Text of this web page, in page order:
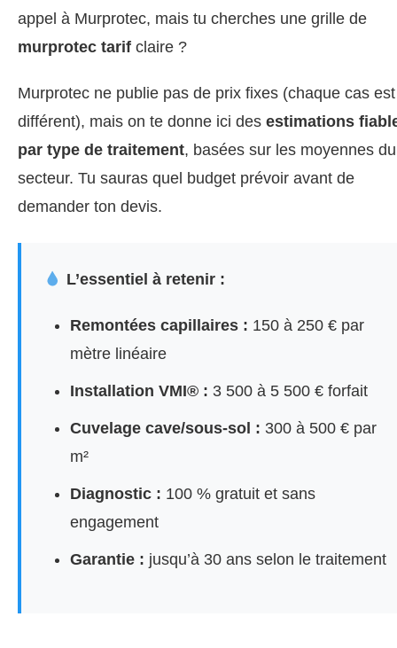
appel à Murprotec, mais tu cherches une grille de
murprotec tarif claire ?
Murprotec ne publie pas de prix fixes (chaque cas est
différent), mais on te donne ici des estimations
par type de traitement, basées sur les moyennes du
secteur. Tu sauras quel budget prévoir avant de
demander ton devis.
L’essentiel à retenir :
Remontées capillaires : 150 à 250 € par
mètre linéaire
Installation VMI® : 3 500 à 5 500 € forfait
Cuvelage cave/sous-sol : 300 à 500 € par
m²
Diagnostic : 100 % gratuit et sans
engagement
Garantie : jusqu’à 30 ans selon le traitement